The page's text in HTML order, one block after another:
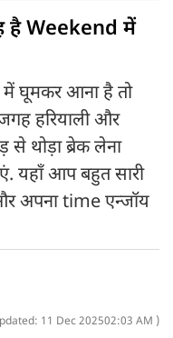
है Weekend में
घूमकर आना है तो
हरियाली और
से थोड़ा ब्रेक लेना
यहाँ आप बहुत सारी
अपना time एन्जॉय
11 Dec 202502:03 AM )